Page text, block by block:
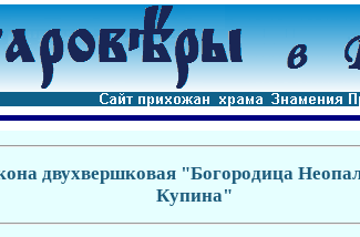
двухвершковая "Богородица
Купина"